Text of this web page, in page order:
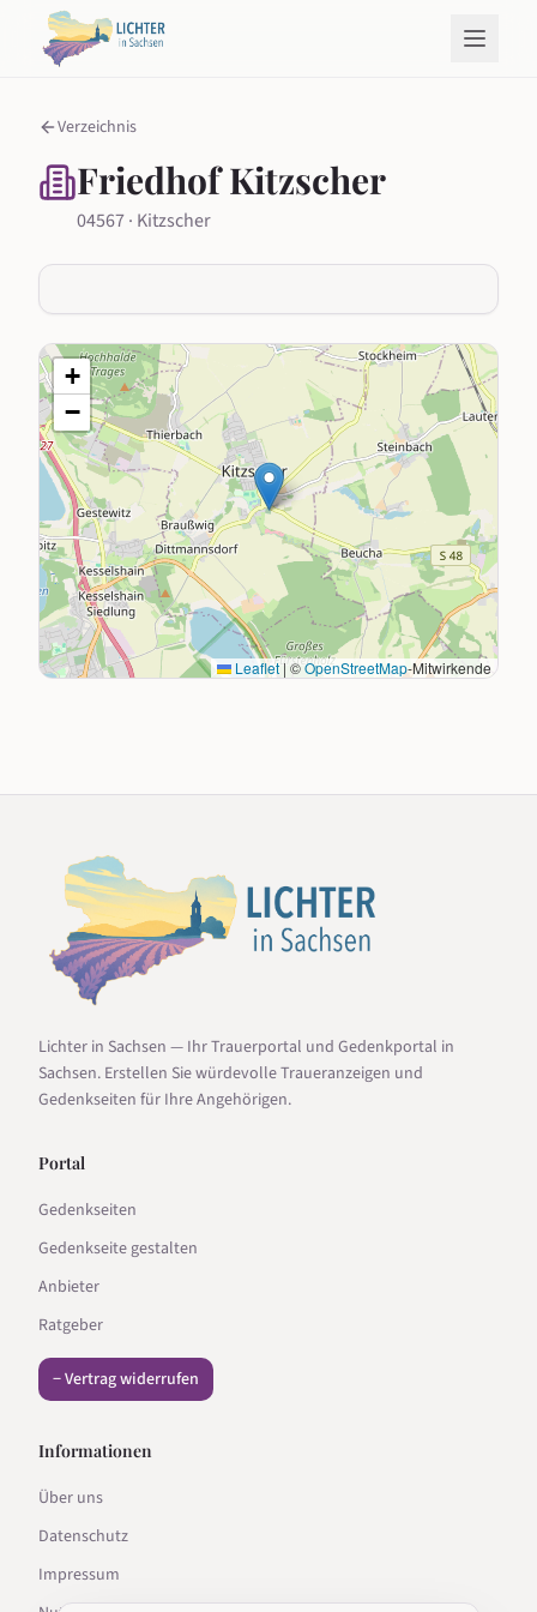
Verzeichnis
Friedhof Kitzscher
04567 · Kitzscher
+
−
Leaflet |©OpenStreetMap-Mitwirkende
Lichter in Sachsen — Ihr Trauerportal und Gedenkportal in
Sachsen. Erstellen Sie würdevolle Traueranzeigen und
Gedenkseiten für Ihre Angehörigen.
Portal
Gedenkseiten
Gedenkseite gestalten
Anbieter
Ratgeber
− Vertrag widerrufen
Informationen
Über uns
Datenschutz
Impressum